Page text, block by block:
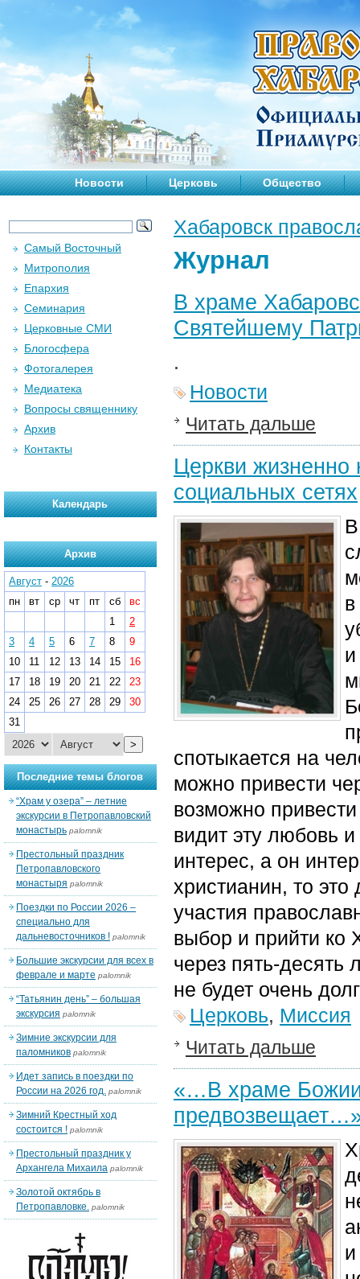
Новости Церковь Общество
Хабаровск
Журнал
В храме
Святейшему
.
Новости
Читать дальше
Церкви жизненно
социальных сетях
спотыкается на
можно привести
возможно
видит эту любовь
интерес, а он
христианин, то это
участия
выбор и прийти ко
через пять-десять
не будет очень
Церковь, Миссия
Читать дальше
«…В храме Божии
Самый Восточный
Митрополия
Епархия
Семинария
Церковные СМИ
Блогосфера
Фотогалерея
Медиатека
Вопросы священнику
Архив
Контакты
Календарь
Архив
Август - 2026
пн
вт ср чт пт сб
вс
1
2
3
4 5 6 7 8
9
10
11 12 13 14 15
16
17
18 19 20 21 22
23
24
25 26 27 28 29
30
31
>
Последние темы блогов
“Храм у озера” – летние
экскурсии в Петропавловский
монастырь palomnik
Престольный праздник
Петропавловского
монастыря palomnik
Поездки по России 2026 –
специально для
дальневосточников ! palomnik
Большие экскурсии для всех в
феврале и марте palomnik
“Татьянин день” – большая
экскурсия palomnik
Зимние экскурсии для
паломников palomnik
Идет запись в поездки по
России на 2026 год. palomnik
Зимний Крестный ход
состоится ! palomnik
Престольный праздник у
Архангела Михаила palomnik
Золотой октябрь в
Петропавловке. palomnik